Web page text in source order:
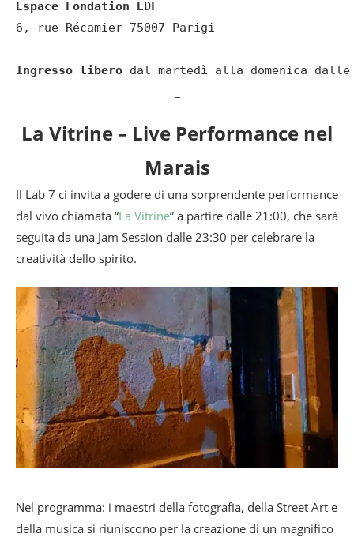
Espace Fondation EDF
6, rue Récamier 75007 Parigi
Ingresso libero dal martedì alla domenica
La Vitrine – Live Performance nel
Marais
Il Lab 7 ci invita a godere di una sorprendente performance
dal vivo chiamata “La Vitrine” a partire dalle 21:00, che sarà
seguita da una Jam Session dalle 23:30 per celebrare la
creatività dello spirito.
Nel programma: i maestri della fotografia, della Street Art e
della musica si riuniscono per la creazione di un magnifico